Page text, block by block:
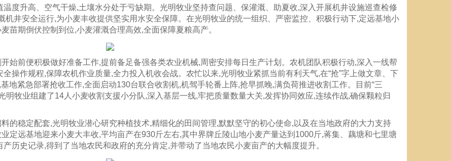
度升高、空气干燥,土壤水分处于亏缺期。光明牧业坚持查问题、保灌溉、助夏收,深入开展机井设施巡查检修
机井安全运行,为小麦丰收提供坚实用水安全保障。在光明牧业的统一组织、严密监控、积极行动下,定远基地小
苗期倒伏控制到位,小麦灌溉合理高效,全面保障夏粮高产。
始前便积极做好准备工作,提前备足备强各类农业机械,周密安排每日生产计划。农机团队积极行动,深入一线帮
操作规程,保障农机作业质量,全力投入机收会战。农忙以来,光明牧业紧抓当前有利天气,在“抢”字上做文章、下
地紧急部署抢收工作,全面启动130台联合收割机,机驾手轮番上阵,抢早抓晚,满负荷推进收割工作。目前“三
明牧业组建了14人小麦收割支援小分队,深入基层一线,牢把质量数量大关,发挥协同效应,连续作战,确保颗粒归
的稳定配套,光明牧业潜心研究种植技术,精细化的田间管理,默默坚守的初心使命,以及在当地政府的大力支持
定远基地迎来小麦大丰收,平均亩产在930斤左右,其中界牌丘陵山地小麦产量达到1000斤,蒋集、藕塘和七里塘
历史记录,得到了当地农民和政府的充分肯定,并带动了当地农民小麦亩产的大幅度提升。